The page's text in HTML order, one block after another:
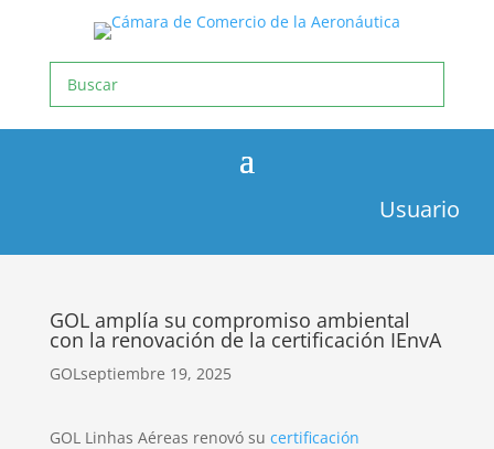
Usuario
GOL amplía su compromiso ambiental
con la renovación de la certificación IEnvA
GOLseptiembre 19, 2025
GOL Linhas Aéreas renovó su certificación